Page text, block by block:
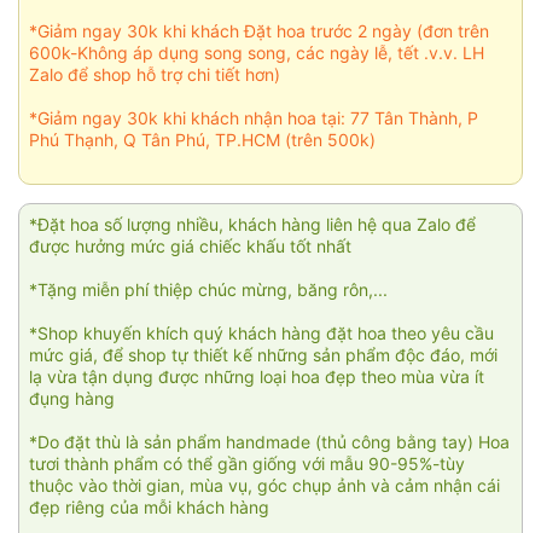
*Giảm ngay 30k khi khách Đặt hoa trước 2 ngày (đơn trên
600k-Không áp dụng song song, các ngày lễ, tết .v.v. LH
Zalo để shop hỗ trợ chi tiết hơn)
*Giảm ngay 30k khi khách nhận hoa tại: 77 Tân Thành, P
Phú Thạnh, Q Tân Phú, TP.HCM (trên 500k)
*Đặt hoa số lượng nhiều, khách hàng liên hệ qua Zalo để
được hưởng mức giá chiếc khấu tốt nhất
*Tặng miễn phí thiệp chúc mừng, băng rôn,...
*Shop khuyến khích quý khách hàng đặt hoa theo yêu cầu
mức giá, để shop tự thiết kế những sản phẩm độc đáo, mới
lạ vừa tận dụng được những loại hoa đẹp theo mùa vừa ít
đụng hàng
*Do đặt thù là sản phẩm handmade (thủ công bằng tay) Hoa
tươi thành phẩm có thể gần giống với mẫu 90-95%-tùy
thuộc vào thời gian, mùa vụ, góc chụp ảnh và cảm nhận cái
đẹp riêng của mỗi khách hàng